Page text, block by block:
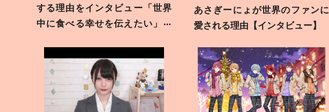
する理由をインタビュー「世界
中に食べる幸せを伝えたい」新
あさぎーにょが世界のファンに
愛される理由【インタビュー】